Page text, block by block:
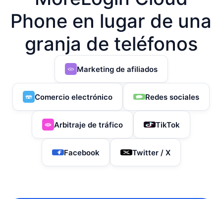
Phone en lugar de una
granja de teléfonos
Marketing de afiliados
Comercio electrónico Redes sociales
Arbitraje de tráfico TikTok
Facebook Twitter / X